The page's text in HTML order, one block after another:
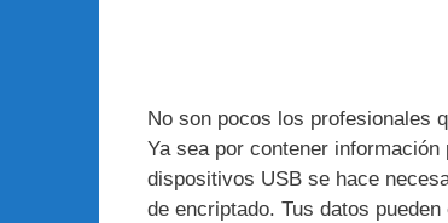
No son pocos los profesionales
Ya sea por contener
dispositivos USB se hace
de encriptado. Tus datos